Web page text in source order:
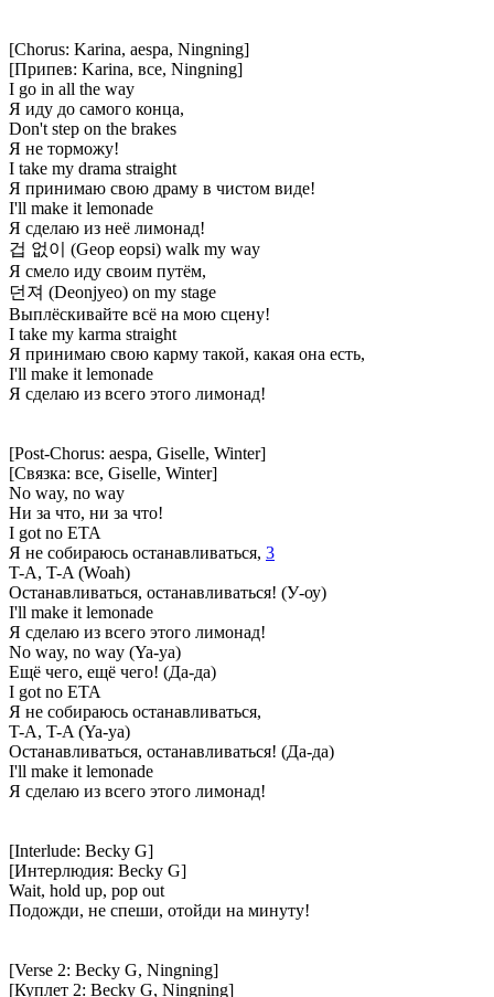
[Chorus: Karina, aespa, Ningning]
[Припев: Karina, все, Ningning]
I go in all the way
Я иду до самого конца,
Don't step on the brakes
Я не торможу!
I take my drama straight
Я принимаю свою драму в чистом виде!
I'll make it lemonade
Я сделаю из неё лимонад!
겁 없이 (Geop eopsi) walk my way
Я смело иду своим путём,
던져 (Deonjyeo) on my stage
Выплёскивайте всё на мою сцену!
I take my karma straight
Я принимаю свою карму такой, какая она есть,
I'll make it lemonade
Я сделаю из всего этого лимонад!
[Post-Chorus: aespa, Giselle, Winter]
[Связка: все, Giselle, Winter]
No way, no way
Ни за что, ни за что!
I got no ETA
Я не собираюсь останавливаться, 3
T-A, T-A (Woah)
Останавливаться, останавливаться! (У-оу)
I'll make it lemonade
Я сделаю из всего этого лимонад!
No way, no way (Ya-ya)
Ещё чего, ещё чего! (Да-да)
I got no ETA
Я не собираюсь останавливаться,
T-A, T-A (Ya-ya)
Останавливаться, останавливаться! (Да-да)
I'll make it lemonade
Я сделаю из всего этого лимонад!
[Interlude: Becky G]
[Интерлюдия: Becky G]
Wait, hold up, pop out
Подожди, не спеши, отойди на минуту!
[Verse 2: Becky G, Ningning]
[Куплет 2: Becky G, Ningning]